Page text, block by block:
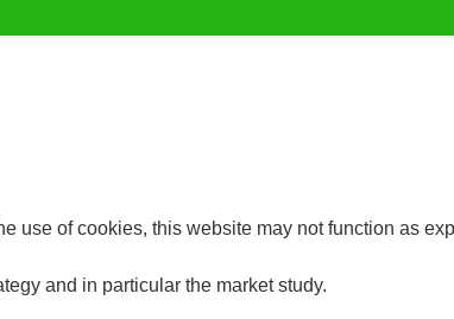
use of cookies, this website may not function as
and in particular the market study.